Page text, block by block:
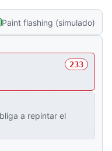
Paint flashing (simulado)
BTC/
249
a repintar el